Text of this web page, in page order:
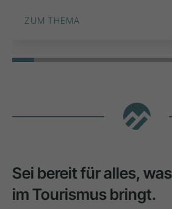
ZUM THEMA
Sei bereit für alles,
im Tourismus bringt.